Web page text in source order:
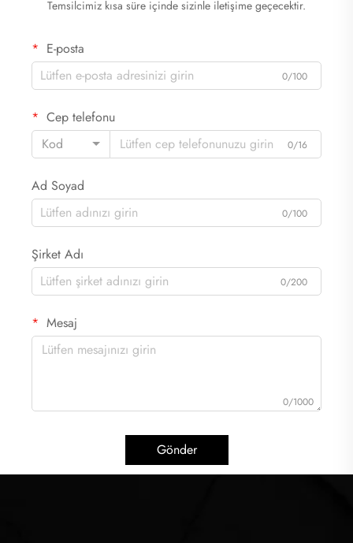
Temsilcimiz kısa süre içinde sizinle iletişime geçecektir.
E-posta
0/100
Cep telefonu
Kod
0/16
Ad Soyad
0/100
Şirket Adı
0/200
Mesaj
0/1000
Gönder